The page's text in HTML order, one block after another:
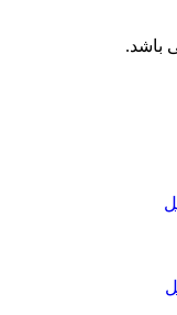
باشد.